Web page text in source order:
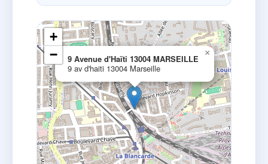
9 Avenue d'Haïti 13004 MARSEILLE
9 av d'haiti 13004 Marseille
×
+
−